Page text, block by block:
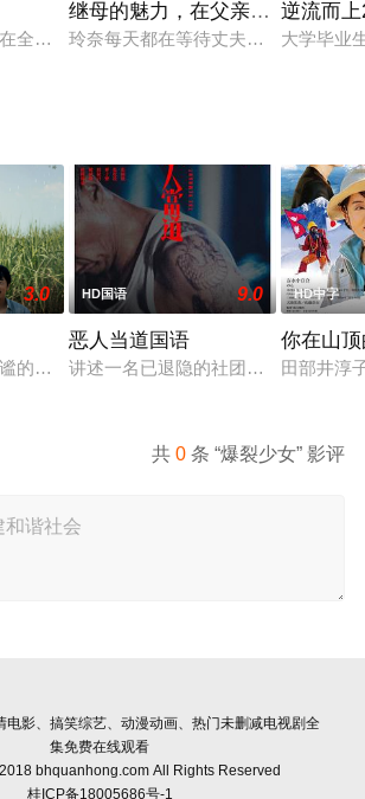
全球不同地点同时遇刺。西班牙国家情报
继母的魅力，在父亲迟到时爆发
玲奈每天都在等待丈夫回家，而丈夫
逆流而上
大学毕业
3.0
的南方蔗村，齐齐整整的陈凤娣（舒淇 饰
HD国语 9.0
恶人当道国语
讲述一名已退隐的社团老大，因一群
HD中字
你在山
田部井淳
共0 条 “爆裂少女” 影评
电影、搞笑综艺、动漫动画、热门未删减电视剧全
集免费在线观看
bhquanhong.com All Rights Reserved
桂ICP备18005686号-1